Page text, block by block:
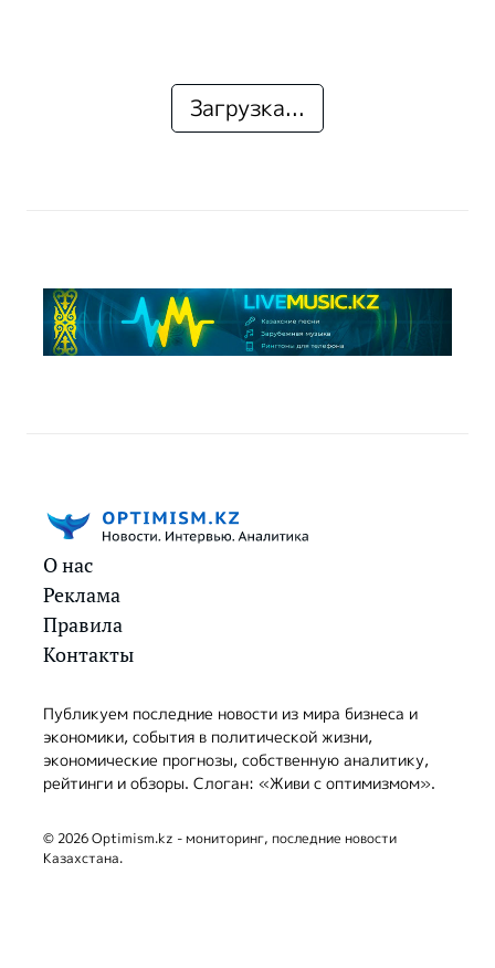
Загрузка...
О нас
Реклама
Правила
Контакты
Публикуем последние новости из мира бизнеса и
экономики, события в политической жизни,
экономические прогнозы, собственную аналитику,
рейтинги и обзоры. Слоган: «Живи с оптимизмом».
© 2026 Optimism.kz - мониторинг, последние новости
Казахстана.